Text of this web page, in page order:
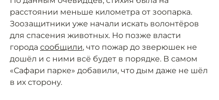
расстоянии меньше километра от зоопарка.
Зоозащитники уже начали искать волонтёров
для спасения животных. Но позже власти
города сообщили, что пожар до зверюшек не
дошёл и с ними всё будет в порядке. В самом
«Сафари парке» добавили, что дым даже не шёл
в их сторону.